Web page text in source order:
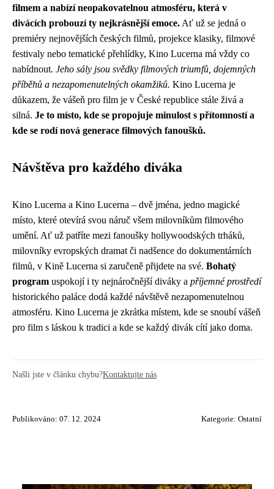
filmem a nabízí neopakovatelnou atmosféru, která v
divácích probouzí ty nejkrásnější emoce. Ať už se jedná o
premiéry nejnovějších českých filmů, projekce klasiky, filmové
festivaly nebo tematické přehlídky, Kino Lucerna má vždy co
nabídnout. Jeho sály jsou svědky filmových triumfů, dojemných
příběhů a nezapomenutelných okamžiků. Kino Lucerna je
důkazem, že vášeň pro film je v České republice stále živá a
silná. Je to místo, kde se propojuje minulost s přítomností a
kde se rodí nová generace filmových fanoušků.
Návštěva pro každého diváka
Kino Lucerna a Kino Lucerna – dvě jména, jedno magické
místo, které otevírá svou náruč všem milovníkům filmového
umění. Ať už patříte mezi fanoušky hollywoodských trháků,
milovníky evropských dramat či nadšence do dokumentárních
filmů, v Kině Lucerna si zaručeně přijdete na své. Bohatý
program uspokojí i ty nejnáročnější diváky a příjemné prostředí
historického paláce dodá každé návštěvě nezapomenutelnou
atmosféru. Kino Lucerna je zkrátka místem, kde se snoubí vášeň
pro film s láskou k tradici a kde se každý divák cítí jako doma.
Našli jste v článku chybu?Kontaktujte nás
Publikováno: 07. 12. 2024 Kategorie: Ostatní